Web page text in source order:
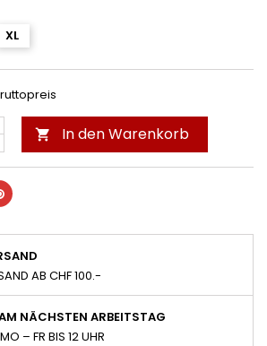
XL
 In den Warenkorb
AB CHF 100.-
NÄCHSTEN ARBEITSTAG
– FR BIS 12 UHR